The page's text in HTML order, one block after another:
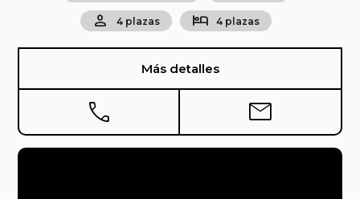
person
4 plazas hotel 4 plazas
Más detalles
phone mail